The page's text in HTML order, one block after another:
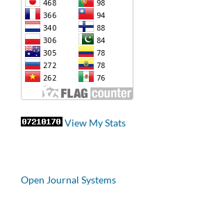
View My Stats
Open Journal Systems